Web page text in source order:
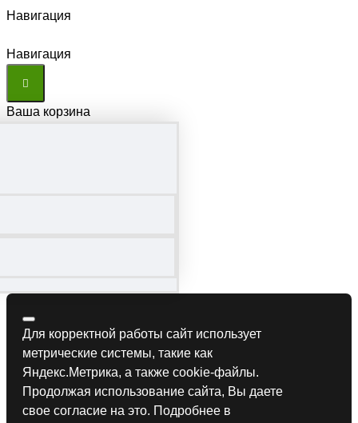
Навигация
Навигация
Ваша корзина
Для корректной работы сайт использует
метрические системы, такие как
Яндекс.Метрика, а также cookie-файлы.
Продолжая использование сайта, Вы даете
свое согласие на это. Подробнее в